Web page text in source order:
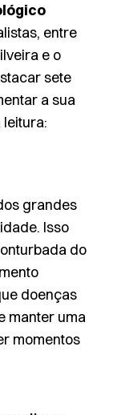
entre
e o
sete
a sua
leitura:
grandes
Isso
do
doenças
manter uma
momentos